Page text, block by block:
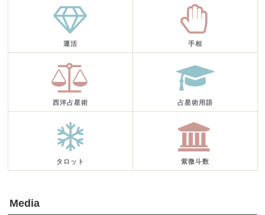
運活 手相
西洋占星術 占星術用語
タロット 紫微斗数
Media